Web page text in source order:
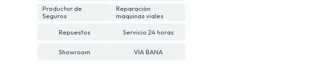
Productor de
Seguros
Reparación
maquinas viales
Repuestos Servicio 24 horas
Showroom VIA BANA